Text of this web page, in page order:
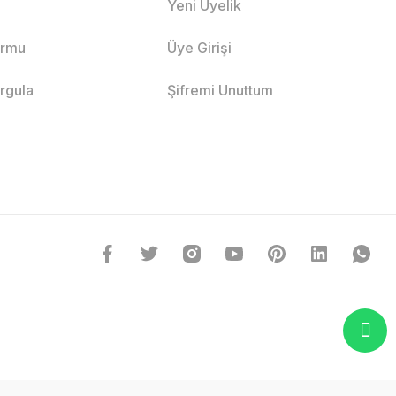
Yeni Üyelik
Üye Girişi
Şifremi Unuttum